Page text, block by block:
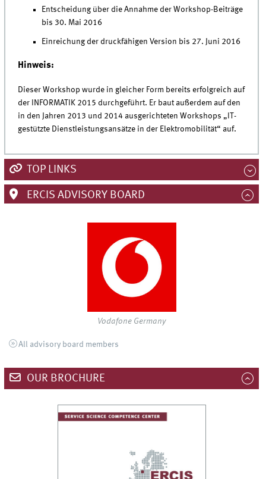
Entscheidung über die Annahme der Workshop-Beiträge
bis 30. Mai 2016
Einreichung der druckfähigen Version bis 27. Juni 2016
Hinweis:
Dieser Workshop wurde in gleicher Form bereits erfolgreich auf
der INFORMATIK 2015 durchgeführt. Er baut außerdem auf den
in den Jahren 2013 und 2014 ausgerichteten Workshops „IT-
gestützte Dienstleistungsansätze in der Elektromobilität“ auf.
TOP LINKS
ERCIS ADVISORY BOARD
Vodafone Germany
All advisory board members
OUR BROCHURE